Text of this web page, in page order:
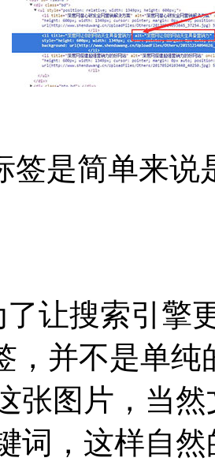
是简单来说
让搜索引擎
，并不是单
张图片，当
词，这样自